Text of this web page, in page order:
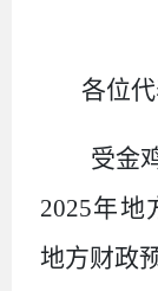
各位代
受金
2025年地
地方财政